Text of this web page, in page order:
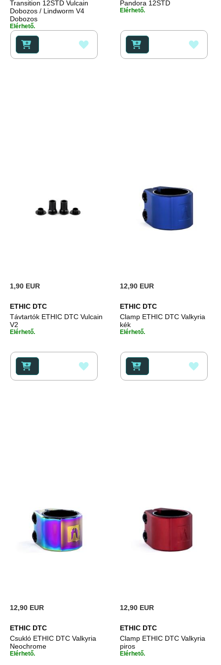
Transition 12STD Vulcain
Dobozos / Lindworm V4
Dobozos
Elérhető.
HOZZÁADÁS
A
Pandora 12STD
Elérhető.
A
1,90 EUR
ETHIC DTC
Távtartók ETHIC DTC Vulcain
V2
Elérhető.
HOZZÁADÁS
A
12,90 EUR
ETHIC DTC
Clamp ETHIC DTC Valkyria
kék
Elérhető.
A
12,90 EUR
ETHIC DTC
Csukló ETHIC DTC Valkyria
Neochrome
Elérhető.
12,90 EUR
ETHIC DTC
Clamp ETHIC DTC Valkyria
piros
Elérhető.